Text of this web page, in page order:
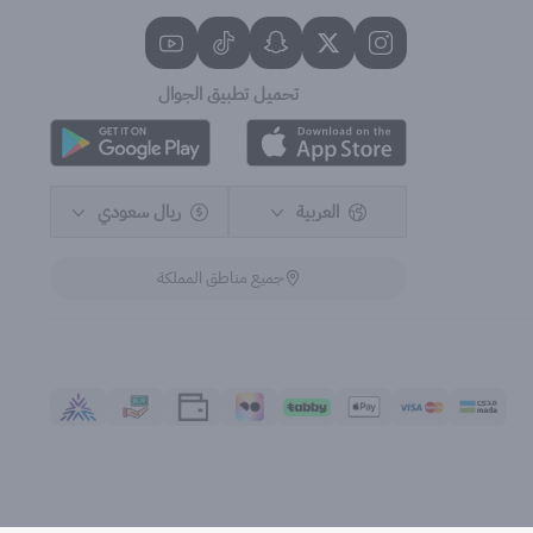
تحميل تطبيق الجوال
العربية ريال سعودي
جميع مناطق المملكة